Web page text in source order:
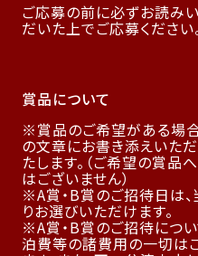
ご応募の前に必ずお読み
だいた上でご応募ください
賞品について
賞品のご希望がある場
の文章にお書き添えいた
たします。（ご希望の賞品
はございません）
A賞・B賞のご招待日は
りお選びいただけます。
A賞・B賞のご招待につ
泊費等の諸費用の一切は